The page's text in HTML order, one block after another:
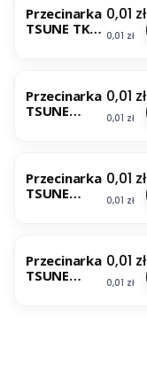
Przecinarka
TSUNE TK-
Cena
0,01 zł
Cena
0,01 zł
Przecinarka
TSUNE
Cena
0,01 zł
Cena
0,01 zł
Przecinarka
TSUNE
Cena
0,01 zł
Cena
0,01 zł
Przecinarka
TSUNE
Cena
0,01 zł
Cena
0,01 zł